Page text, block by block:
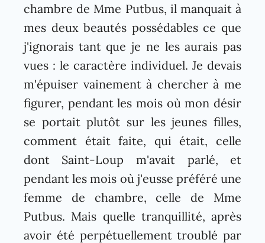
chambre de Mme Putbus, il manquait à
mes deux beautés possédables ce que
j'ignorais tant que je ne les aurais pas
vues : le caractère individuel. Je devais
m'épuiser vainement à chercher à me
figurer, pendant les mois où mon désir
se portait plutôt sur les jeunes filles,
comment était faite, qui était, celle
dont Saint-Loup m'avait parlé, et
pendant les mois où j'eusse préféré une
femme de chambre, celle de Mme
Putbus. Mais quelle tranquillité, après
avoir été perpétuellement troublé par